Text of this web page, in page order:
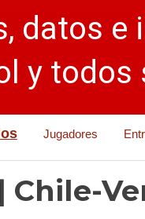
datos e
y todos
Jugadores